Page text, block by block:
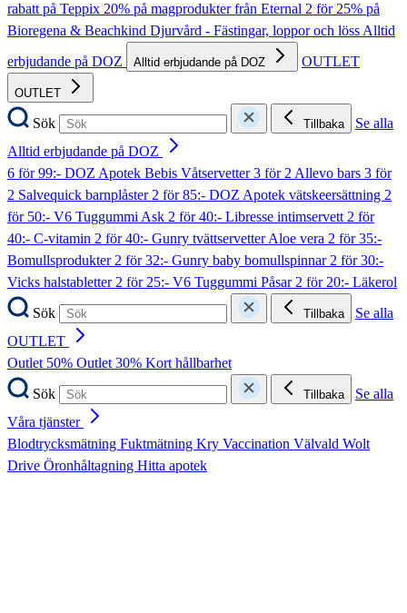
rabatt på Teppix 20% på magprodukter från Eternal 2 för 25% på
Bioregena & Beachkind Djurvård - Fästingar, loppor och lössAlltid
erbjudande på DOZ
Alltid erbjudande på DOZ OUTLET
OUTLET
Sök Tillbaka
Se alla
Alltid erbjudande på DOZ
6 för 99:- DOZ Apotek Bebis Våtservetter3 för 2 Allevo bars 3 för
2 Salvequick barnplåster2 för 85:- DOZ Apotek vätskeersättning 2
för 50:- V6 Tuggummi Ask 2 för 40:- Libresse intimservett2 för
40:- C-vitamin 2 för 40:- Gunry tvättservetter Aloe vera 2 för 35:-
Bomullsprodukter2 för 32:- Gunry baby bomullspinnar2 för 30:-
Vicks halstabletter2 för 25:- V6 Tuggummi Påsar2 för 20:- Läkerol
Sök
Tillbaka
Se alla
OUTLET
Outlet 50% Outlet 30% Kort hållbarhet
Sök
Tillbaka
Se alla
Våra tjänster
Blodtrycksmätning Fuktmätning Kry Vaccination Välvald Wolt
Drive Öronhåltagning Hitta apotek